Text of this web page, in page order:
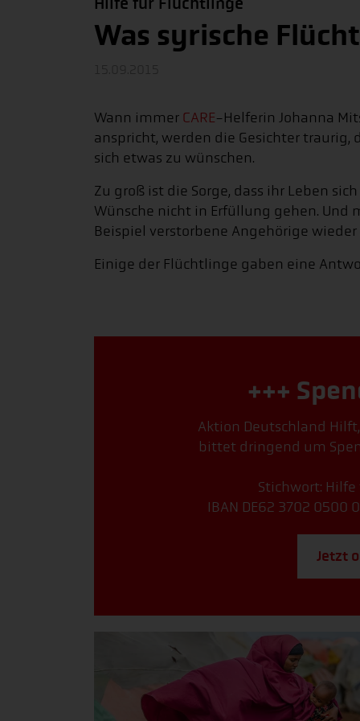
Was syrische
Wann immer CARE-Helferin Johanna
anspricht, werden die Gesichter
sich etwas zu wünschen.
Zu groß ist die Sorge, dass ihr Leben
Wünsche nicht in Erfüllung gehen. Und
Beispiel verstorbene Angehörige
Einige der Flüchtlinge gaben eine
+++
Aktion Deutschland
bittet dringend um
Stichwort:
IBAN DE62 3702 0500
Jetzt